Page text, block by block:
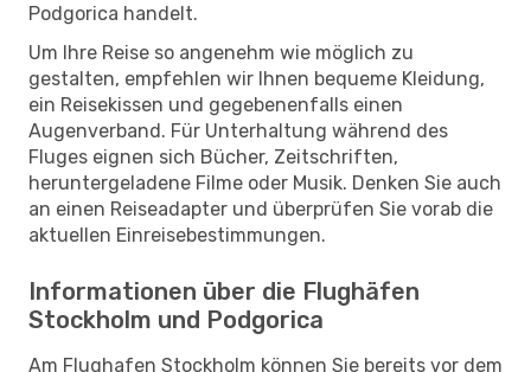
Podgorica handelt.
Um Ihre Reise so angenehm wie möglich zu
gestalten, empfehlen wir Ihnen bequeme Kleidung,
ein Reisekissen und gegebenenfalls einen
Augenverband. Für Unterhaltung während des
Fluges eignen sich Bücher, Zeitschriften,
heruntergeladene Filme oder Musik. Denken Sie auch
an einen Reiseadapter und überprüfen Sie vorab die
aktuellen Einreisebestimmungen.
Informationen über die Flughäfen
Stockholm und Podgorica
Am Flughafen Stockholm können Sie bereits vor dem